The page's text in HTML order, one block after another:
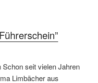
seit vielen Jahren
Limbächer aus